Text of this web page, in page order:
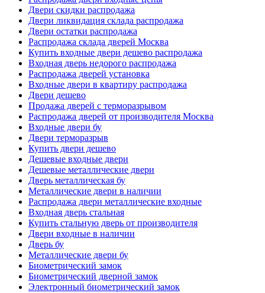
Двери скидки распродажа
Двери ликвидация склада распродажа
Двери остатки распродажа
Распродажа склада дверей Москва
Купить входные двери дешево распродажа
Входная дверь недорого распродажа
Распродажа дверей установка
Входные двери в квартиру распродажа
Двери дешево
Продажа дверей с терморазрывом
Распродажа дверей от производителя Москва
Входные двери бу
Двери терморазрыв
Купить двери дешево
Дешевые входные двери
Дешевые металлические двери
Дверь металлическая бу
Металлические двери в наличии
Распродажа двери металлические входные
Входная дверь стальная
Купить стальную дверь от производителя
Двери входные в наличии
Дверь бу
Металлические двери бу
Биометрический замок
Биометрический дверной замок
Электронный биометрический замок